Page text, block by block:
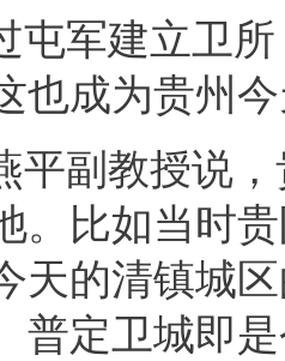
屯军建立卫
也成为贵州
平副教授说
。比如当时
天的清镇城
普定卫城即